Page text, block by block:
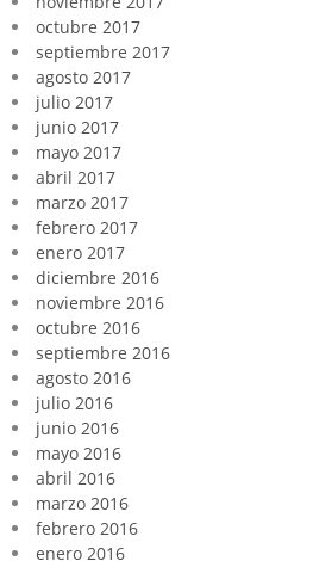
octubre 2017
septiembre 2017
agosto 2017
julio 2017
junio 2017
mayo 2017
abril 2017
marzo 2017
febrero 2017
enero 2017
diciembre 2016
noviembre 2016
octubre 2016
septiembre 2016
agosto 2016
julio 2016
junio 2016
mayo 2016
abril 2016
marzo 2016
febrero 2016
enero 2016